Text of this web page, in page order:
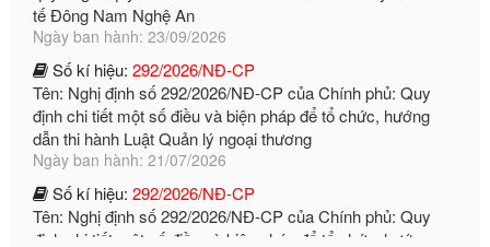
Số kí hiệu: 292/2026/NĐ-CP
Tên: Nghị định số 292/2026/NĐ-CP của Chính phủ: Quy
định chi tiết một số điều và biện pháp để tổ chức, hướng
dẫn thi hành Luật Quản lý ngoại thương
Ngày ban hành: 21/07/2026
Số kí hiệu:292/2026/NĐ-CP
Tên: Nghị định số 292/2026/NĐ-CP của Chính phủ: Quy
định chi tiết một số điều và biện pháp để tổ chức, hướng
dẫn thi hành Luật Quản lý ngoại thương
Ngày ban hành: 21/07/2026